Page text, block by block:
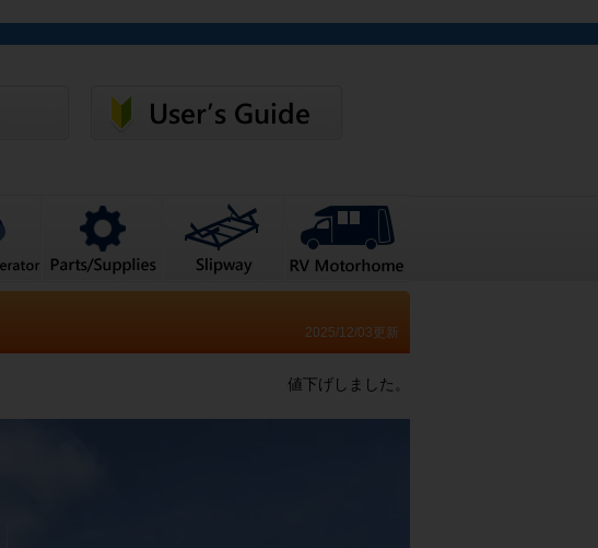
2025/12/03更新
値下げしました。